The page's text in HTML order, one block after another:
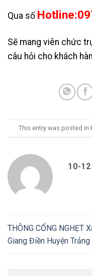
Qua số
Sẽ mang viên chức
câu hỏi cho khách
This entry was posted in
10-
THÔNG CỐNG NGHẸT
Giang Điền Huyện